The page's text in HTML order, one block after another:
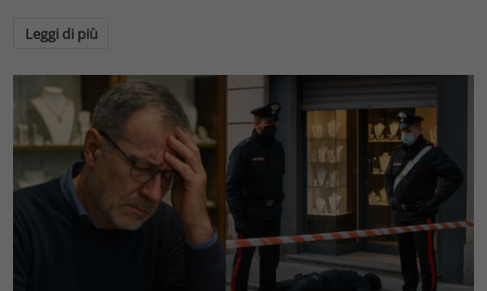
Leggi di più